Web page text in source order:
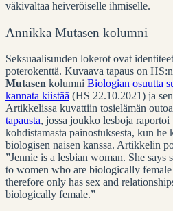
väkivaltaa heiveröiselle ihmiselle.
Annikka Mutasen kolumni
Seksuaalisuuden lokerot ovat
poterokenttä. Kuvaava tapaus on
Mutasen kolumni Biologian osuutta
kannata kiistää (HS 22.10.2021) ja
Artikkelissa kuvattiin tosielämän
tapausta, jossa joukko lesboja raportoi
kohdistamasta painostuksesta, kun he
biologisen naisen kanssa. Artikkelin
”Jennie is a lesbian woman. She says
to women who are biologically female
therefore only has sex and
biologically female.”